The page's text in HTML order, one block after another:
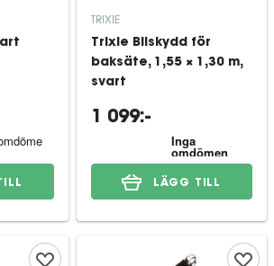
TRIXIE
Trixie Bilskydd för
baksäte, 1,55 × 1,30 m,
svart
1 099:-
LÄGG TILL